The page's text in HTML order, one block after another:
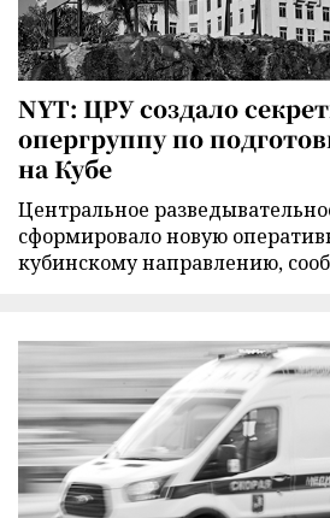
NYT: ЦРУ создало
опергруппу по
на Кубе
Центральное
сформировало новую
кубинскому направлению,